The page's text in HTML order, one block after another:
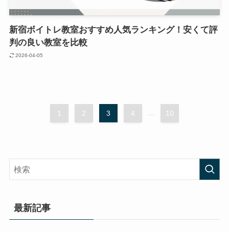
新宿ボイトレ教室おすすめ人気ランキング！安くて評
判の良い教室を比較
2026-04-05
1 2 3 4 ... 10
最新記事